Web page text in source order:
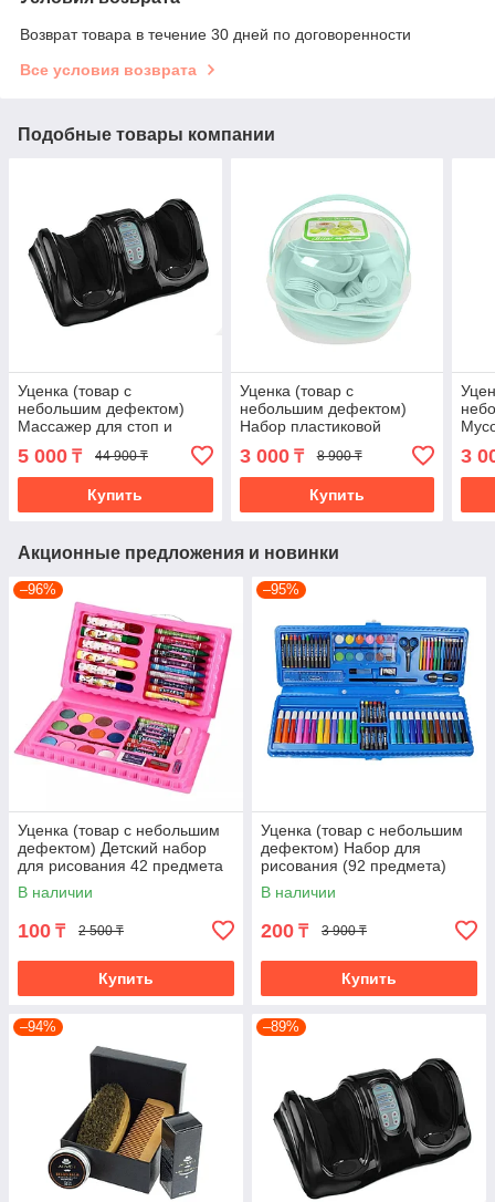
Возврат товара в течение 30 дней по договоренности
Все условия возврата
Подобные товары компании
Уценка (товар с
небольшим дефектом)
Массажер для стоп и
(черный) (11016/2)
5 000 ₸ 44 900 ₸
Купить
Уценка (товар с
небольшим дефектом)
Набор пластиковой
предметов (4258/2)
3 000₸ 8 900 ₸
Купить
3
Акционные предложения и новинки
–96%
Уценка (товар с небольшим
дефектом) Детский набор
для рисования 42 предмета
(4676/1)
В наличии
100 ₸ 2 500 ₸
Купить
–95%
Уценка (товар с небольшим
дефектом) Набор для
рисования (92 предмета)
(C150/3)
В наличии
200 ₸ 3 900 ₸
Купить
–94% –89%